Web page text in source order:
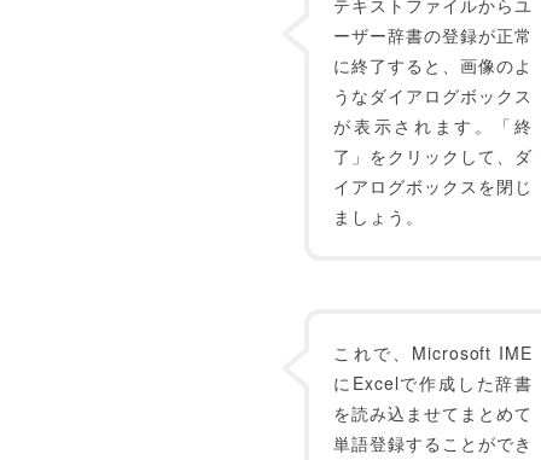
テキストファイルからユ
ーザー辞書の登録が正常
に終了すると、画像のよ
うなダイアログボックス
が表示されます。「終
了」をクリックして、ダ
イアログボックスを閉じ
ましょう。
これで、Microsoft IME
にExcelで作成した辞書
を読み込ませてまとめて
単語登録することができ